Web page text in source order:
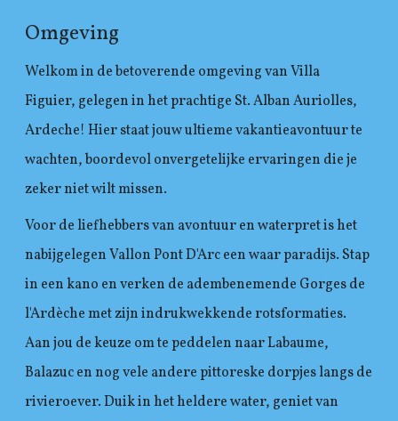
Omgeving
Welkom in de betoverende omgeving van Villa
Figuier, gelegen in het prachtige St. Alban Auriolles,
Ardeche! Hier staat jouw ultieme vakantieavontuur te
wachten, boordevol onvergetelijke ervaringen die je
zeker niet wilt missen.
Voor de liefhebbers van avontuur en waterpret is het
nabijgelegen Vallon Pont D'Arc een waar paradijs. Stap
in een kano en verken de adembenemende Gorges de
l'Ardèche met zijn indrukwekkende rotsformaties.
Aan jou de keuze om te peddelen naar Labaume,
Balazuc en nog vele andere pittoreske dorpjes langs de
rivieroever. Duik in het heldere water, geniet van